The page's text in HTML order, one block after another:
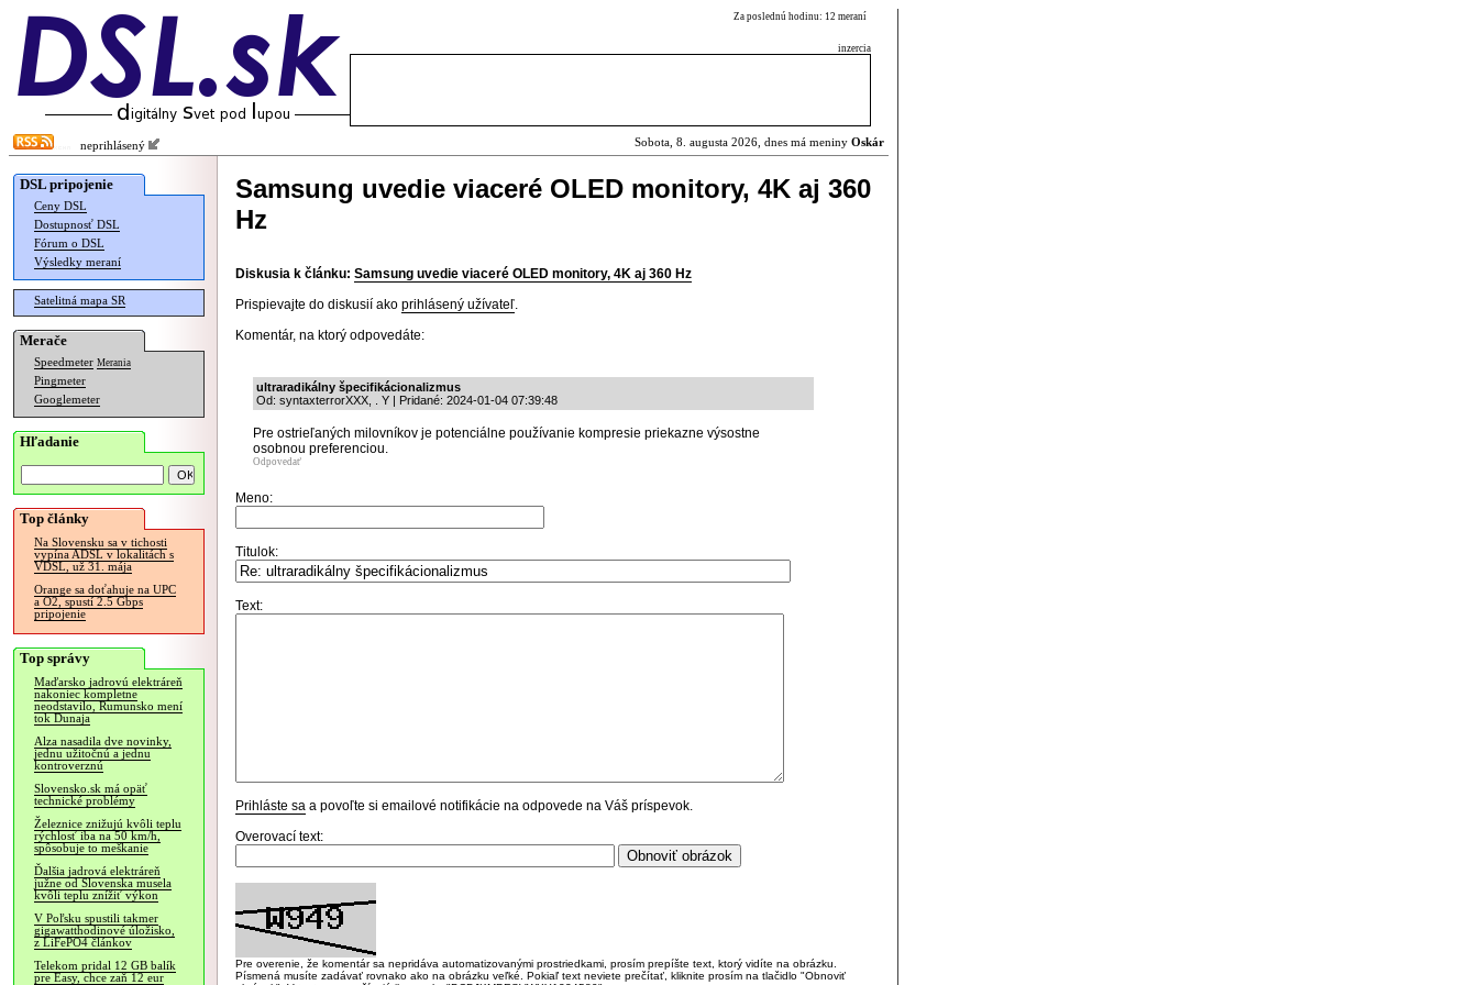
Za poslednú hodinu: 12 meraní
inzercia
neprihlásený Sobota, 8. augusta 2026, dnes má meniny Oskár
DSL pripojenie
Ceny DSL
Dostupnosť DSL
Fórum o DSL
Výsledky meraní
Satelitná mapa SR
Merače
Speedmeter Merania
Pingmeter
Googlemeter
Hľadanie
Top články
Na Slovensku sa v tichosti
vypína ADSL v lokalitách s
VDSL, už 31. mája
Orange sa doťahuje na UPC
a O2, spustí 2.5 Gbps
pripojenie
Top správy
Maďarsko jadrovú elektráreň
nakoniec kompletne
neodstavilo, Rumunsko mení
tok Dunaja
Alza nasadila dve novinky,
jednu užitočnú a jednu
kontroverznú
Slovensko.sk má opäť
technické problémy
Železnice znižujú kvôli teplu
rýchlosť iba na 50 km/h,
spôsobuje to meškanie
Ďalšia jadrová elektráreň
južne od Slovenska musela
kvôli teplu znížiť výkon
V Poľsku spustili takmer
gigawatthodinové úložisko,
z LiFePO4 článkov
Telekom pridal 12 GB balík
pre Easy, chce zaň 12 eur
Samsung uvedie viaceré OLED monitory, 4K aj 360
Hz
Diskusia k článku: Samsung uvedie viaceré OLED monitory, 4K aj 360 Hz
Prispievajte do diskusií ako prihlásený užívateľ.
Komentár, na ktorý odpovedáte:
ultraradikálny špecifikácionalizmus
Od: syntaxterrorXXX, . Y | Pridané: 2024-01-04 07:39:48
Pre ostrieľaných milovníkov je potenciálne používanie kompresie priekazne výsostne
osobnou preferenciou.
Odpovedať
Meno:
Titulok:
Text:
Prihláste sa a povoľte si emailové notifikácie na odpovede na Váš príspevok.
Overovací text:
Pre overenie, že komentár sa nepridáva automatizovanými prostriedkami, prosím prepíšte text, ktorý vidíte na obrázku.
Písmená musíte zadávať rovnako ako na obrázku veľké. Pokiaľ text neviete prečítať, kliknite prosím na tlačidlo "Obnoviť